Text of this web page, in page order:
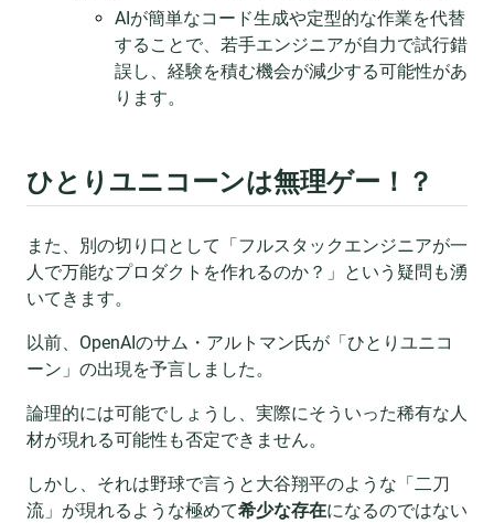
AIが簡単なコード生成や定型的な作業を代替
することで、若手エンジニアが自力で試行錯
誤し、経験を積む機会が減少する可能性があ
ります。
ひとりユニコーンは無理ゲー！？
また、別の切り口として「フルスタックエンジニアが一
人で万能なプロダクトを作れるのか？」という疑問も湧
いてきます。
以前、OpenAIのサム・アルトマン氏が「ひとりユニコ
ーン」の出現を予言しました。
論理的には可能でしょうし、実際にそういった稀有な人
材が現れる可能性も否定できません。
しかし、それは野球で言うと大谷翔平のような「二刀
流」が現れるような極めて希少な存在になるのではない